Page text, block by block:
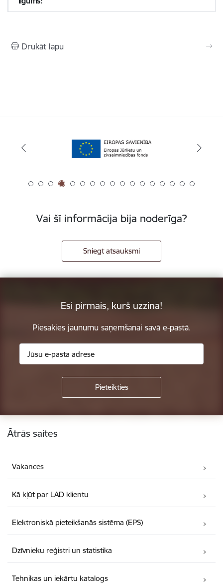
Drukāt lapu
Vai šī informācija bija noderīga?
Sniegt atsauksmi
Esi pirmais, kurš uzzina!
Piesakies jaunumu saņemšanai savā e-pastā.
Kājene
Ātrās saites
Vakances
Kā kļūt par LAD klientu
Elektroniskā pieteikšanās sistēma (EPS)
Dzīvnieku reģistri un statistika
Tehnikas un iekārtu katalogs